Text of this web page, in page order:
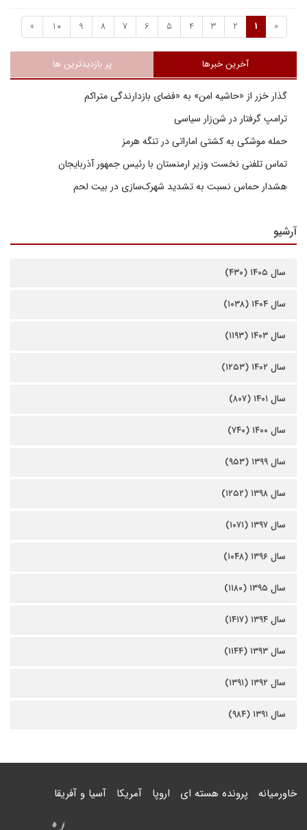
«
1
2
3
4
5
6
7
8
9
10
»
آخرین خبرها پر بازدیدترین ها
گذار خزر از «حاشیه امن» به «فضای بازدارندگی متراکم
ترامپ گرفتار در شن‌زار سیاسی
حمله موشکی به کشتی اماراتی در تنگه هرمز
تماس تلفنی نخست وزیر ارمنستان با رئیس جمهور آذربایجان
هشدار حماس نسبت به تشدید شهرک‌سازی در بیت‌ لحم
آرشیو
سال ۱۴۰۵ (۴۳۰)
سال ۱۴۰۴ (۱۰۳۸)
سال ۱۴۰۳ (۱۱۹۳)
سال ۱۴۰۲ (۱۲۵۳)
سال ۱۴۰۱ (۸۰۷)
سال ۱۴۰۰ (۷۴۰)
سال ۱۳۹۹ (۹۵۳)
سال ۱۳۹۸ (۱۲۵۲)
سال ۱۳۹۷ (۱۰۷۱)
سال ۱۳۹۶ (۱۰۴۸)
سال ۱۳۹۵ (۱۱۸۰)
سال ۱۳۹۴ (۱۴۱۷)
سال ۱۳۹۳ (۱۱۴۴)
سال ۱۳۹۲ (۱۳۹۱)
سال ۱۳۹۱ (۹۸۴)
خاورمیانه پرونده هسته ای اروپا آمریکا آسیا و آفریقا